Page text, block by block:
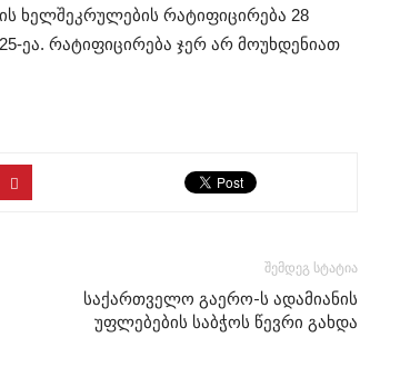
ხელშეკრულების რატიფიცირება 28
ეა. რატიფიცირება ჯერ არ მოუხდენიათ
შემდეგ სტატია
საქართველო გაერო-ს ადამიანის
უფლებების საბჭოს წევრი გახდა